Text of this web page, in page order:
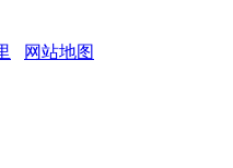
网站地图